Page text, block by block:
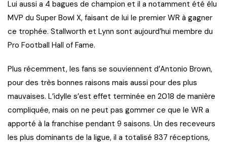
Lui aussi a 4 bagues de champion et il a notamment été élu
MVP du Super Bowl X, faisant de lui le premier WR à gagner
ce trophée. Stallworth et Lynn sont aujourd’hui membre du
Pro Football Hall of Fame.
Plus récemment, les fans se souviennent d’Antonio Brown,
pour des très bonnes raisons mais aussi pour des plus
mauvaises. L’idylle s’est effet terminée en 2018 de manière
compliquée, mais on ne peut pas gommer ce que le WR a
apporté à la franchise pendant 9 saisons. Un des receveurs
les plus dominants de la ligue, il a totalisé 837 réceptions,